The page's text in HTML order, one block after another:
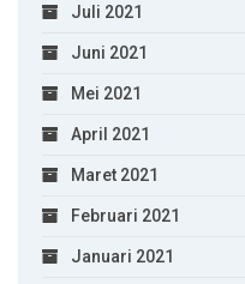
Juli 2021
Juni 2021
Mei 2021
April 2021
Maret 2021
Februari 2021
Januari 2021